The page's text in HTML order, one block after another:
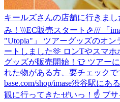
キールズさんの店舗に行きま
み！ \\\EC販売スタート🎉/// 「
"Utopia"」 ツアーグッズのオン
ートしました🫶 ロンTやスマ
グッズが販売開始！👕 ツアー
れた物がある方、要チェックで
base.com/shop/imase渋谷駅にあ
観に行ってきたぜいっ！☝️ ブ